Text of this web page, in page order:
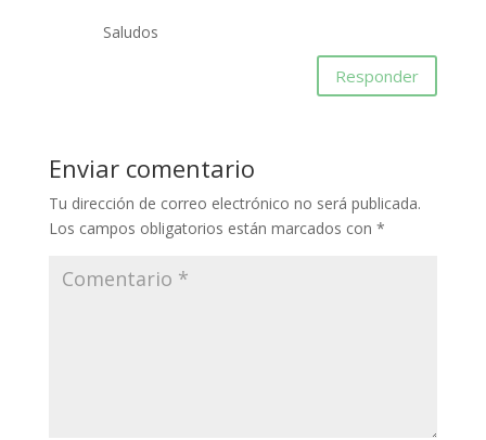
Saludos
Responder
Enviar comentario
Tu dirección de correo electrónico no será publicada.
Los campos obligatorios están marcados con *